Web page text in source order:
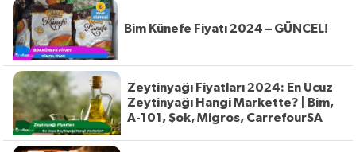
Bim Künefe Fiyatı 2024 – GÜNCEL!
Zeytinyağı Fiyatları 2024: En Ucuz
Zeytinyağı Hangi Markette? | Bim,
A-101, Şok, Migros, CarrefourSA